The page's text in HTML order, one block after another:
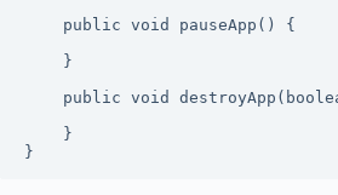
    public void pauseApp() {
    }
public void
    }